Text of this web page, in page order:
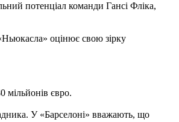
потенціал команди Гансі Фліка,
оцінює свою зірку
мільйонів євро.
У «Барселоні» вважають, що